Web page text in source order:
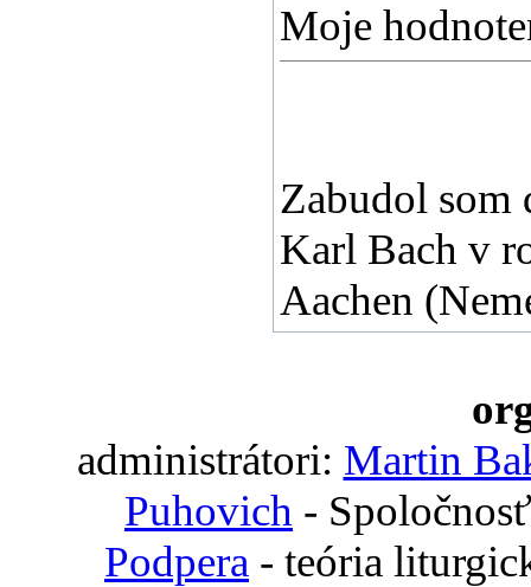
Moje
Zabudol som
Karl Bach v
Aachen
administrátori: Martin
Puhovich -
Podpera - teória